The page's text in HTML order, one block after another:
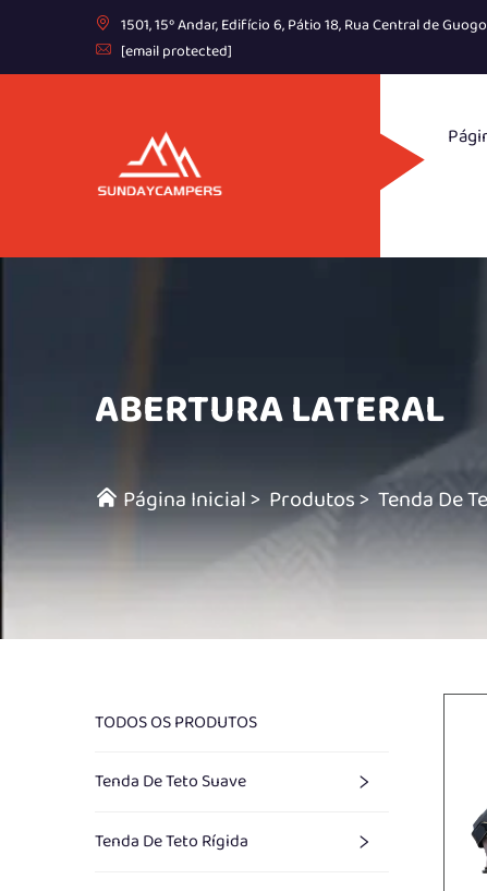
1501, 15º Andar, Edifício 6, Pátio 18, Rua Central de
[email protected]
ABERTURA LATERAL
Página Inicial> Produtos> Tenda De
TODOS OS PRODUTOS
Tenda De Teto Suave
Tenda De Teto Rígida